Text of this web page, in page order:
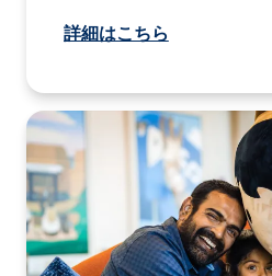
詳細はこちら